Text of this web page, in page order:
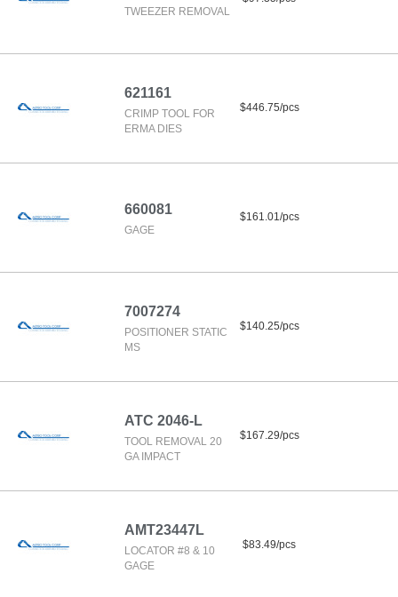
TWEEZER REMOVAL
621161
CRIMP TOOL FOR
ERMA DIES
$446.75/pcs
660081
GAGE
$161.01/pcs
7007274
POSITIONER STATIC
MS
$140.25/pcs
ATC 2046-L
TOOL REMOVAL 20
GA IMPACT
$167.29/pcs
AMT23447L
LOCATOR #8 & 10
GAGE
$83.49/pcs